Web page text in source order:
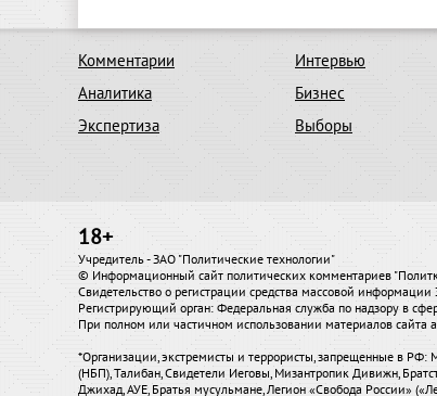
Комментарии
Аналитика
Экспертиза
Интервью
Бизнес
Выборы
18+
Учредитель - ЗАО "Политические технологии"
© Информационный сайт политических комментариев
Свидетельство о регистрации средства массовой
Регистрирующий орган: Федеральная служба по надзору в
При полном или частичном использовании материалов сайта
*Организации, экстремисты и террористы, запрещенные в РФ:
(НБП), Талибан, Свидетели Иеговы, Мизантропик Дивижн,
Джихад, АУЕ, Братья мусульмане, Легион «Свобода России»